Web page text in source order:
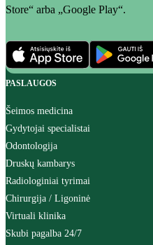
Store“ arba „Google Play“.
PASLAUGOS
Šeimos medicina
Gydytojai specialistai
Odontologija
Druskų kambarys
Radiologiniai tyrimai
Chirurgija / Ligoninė
Virtuali klinika
Skubi pagalba 24/7